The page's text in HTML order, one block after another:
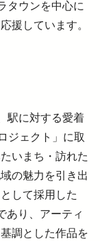
タウンを中心に
援しています。
駅に対する愛着
ジェクト」に取
いまち・訪れた
の魅力を引き出
して採用した
あり、アーティ
調とした作品を